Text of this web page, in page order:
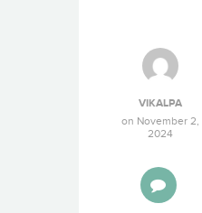
VIKALPA
on November 2,
2024